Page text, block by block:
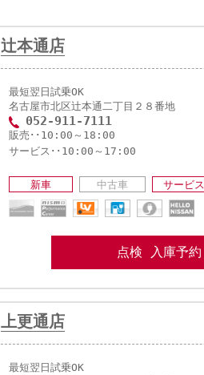
辻本通店
最短翌日試乗OK
名古屋市北区辻本通二丁目２８番地
052-911-7111
販売･･10:00～18:00
サービス･･10:00～17:00
新車 中古車 サービス
点検 入庫予約
上更通店
最短翌日試乗OK